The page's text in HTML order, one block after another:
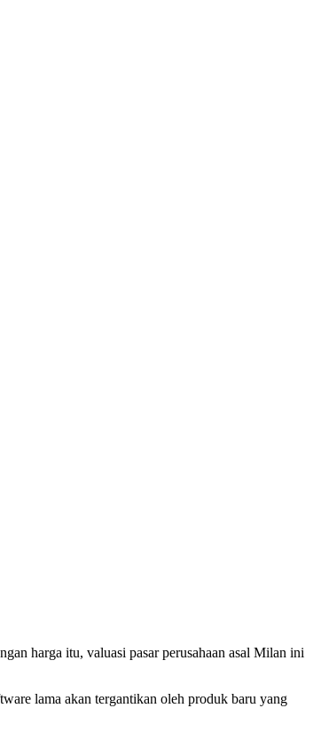
harga itu, valuasi pasar perusahaan asal Milan ini
lama akan tergantikan oleh produk baru yang